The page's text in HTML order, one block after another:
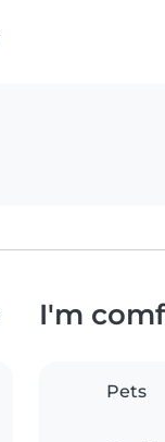
I'm
Pets